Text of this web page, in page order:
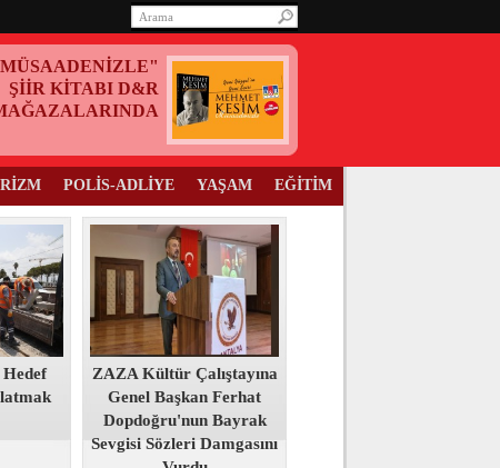
ŞİİR KİTABI D&R
POLİS-ADLİYE YAŞAM EĞİTİM
ZAZA Kültür Çalıştayına
Genel Başkan Ferhat
Dopdoğru'nun Bayrak
Sevgisi Sözleri Damgasını